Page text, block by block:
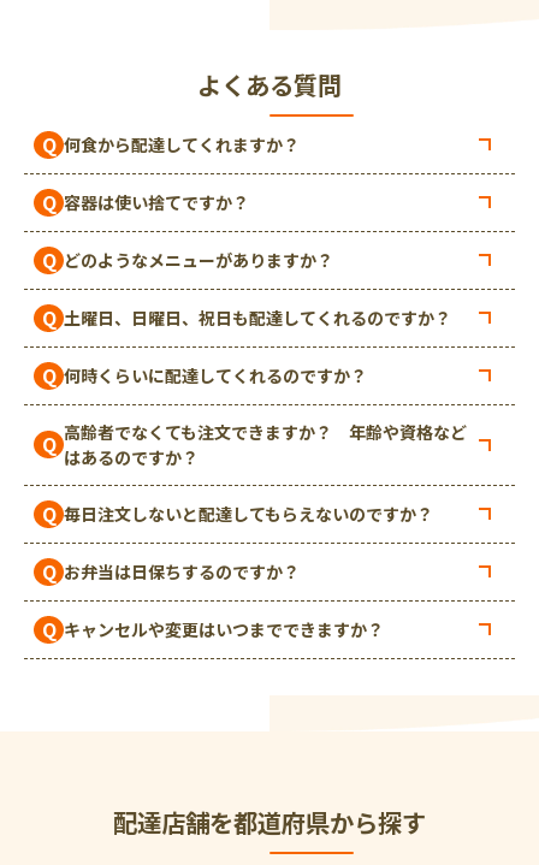
よくある質問
Q 何食から配達してくれますか？
Q 容器は使い捨てですか？
Q どのようなメニューがありますか？
Q 土曜日、日曜日、祝日も配達してくれるのですか？
Q 何時くらいに配達してくれるのですか？
Q 高齢者でなくても注文できますか？ 年齢や資格など
はあるのですか？
Q 毎日注文しないと配達してもらえないのですか？
Q お弁当は日保ちするのですか？
Q キャンセルや変更はいつまでできますか？
配達店舗を都道府県から探す